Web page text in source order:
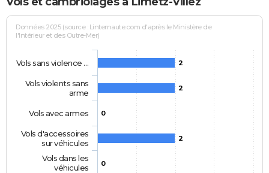
Données 2025 (source : Linternaute.com d'après le Ministère de
l'Intérieur et des Outre-Mer)
2
2
0
2
0
Vols sans violence …
Vols violents sans
arme
Vols avec armes
Vols d'accessoires
sur véhicules
Vols dans les
véhicules